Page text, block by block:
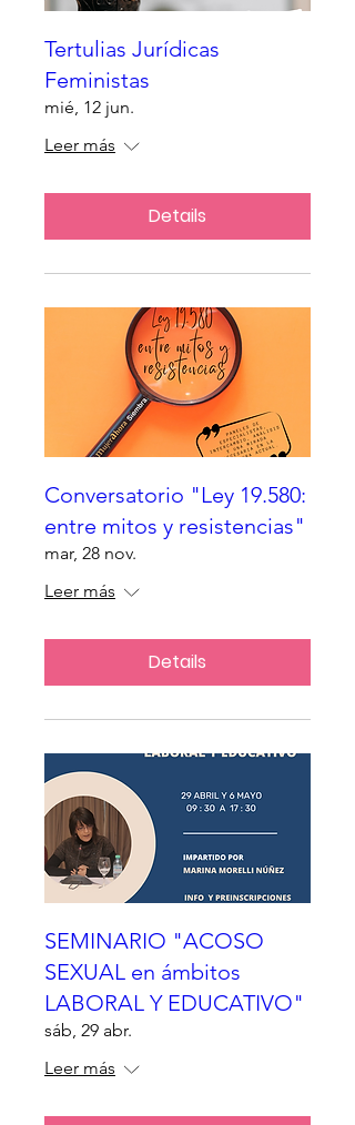
Tertulias Jurídicas
Feministas
mié, 12 jun.
Leer más
Details
Conversatorio "Ley 19.580:
entre mitos y resistencias"
mar, 28 nov.
Leer más
Details
SEMINARIO "ACOSO
SEXUAL en ámbitos
LABORAL Y EDUCATIVO"
sáb, 29 abr.
Leer más